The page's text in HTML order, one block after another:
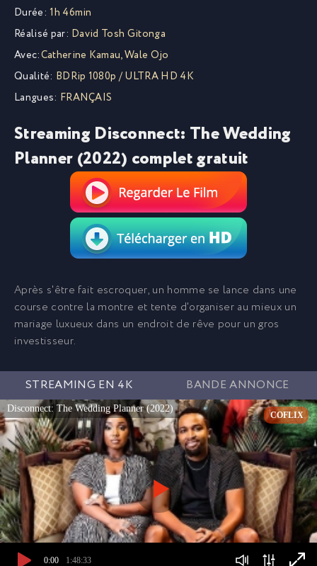
Durée: 1h 46min
Réalisé par: David Tosh Gitonga
Avec:Catherine Kamau,Wale Ojo
Qualité: BDRip 1080p / ULTRA HD 4K
Langues: FRANÇAIS
Streaming Disconnect: The Wedding
Planner (2022) complet gratuit
Après s'être fait escroquer, un homme se lance dans une
course contre la montre et tente d'organiser au mieux un
mariage luxueux dans un endroit de rêve pour un gros
investisseur.
STREAMING EN 4K BANDE ANNONCE
Disconnect: The Wedding Planner (2022)
0:00 1:48:33
COFLIX